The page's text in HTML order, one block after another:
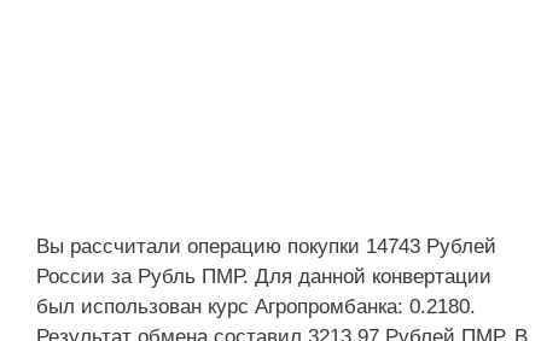
Вы рассчитали операцию покупки 14743 Рублей
России за Рубль ПМР. Для данной конвертации
был использован курс Агропромбанка: 0.2180.